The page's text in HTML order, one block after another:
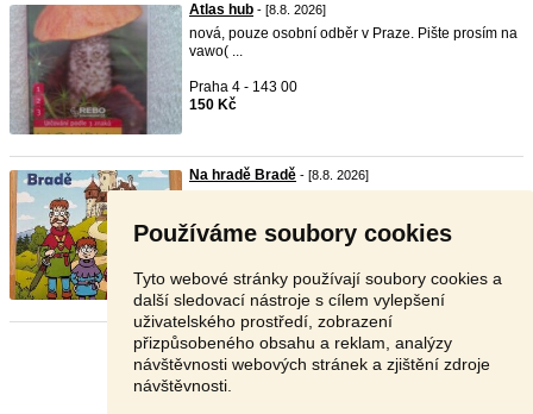
Používáme soubory cookies
Tyto webové stránky používají soubory cookies a
další sledovací nástroje s cílem vylepšení
uživatelského prostředí, zobrazení
přizpůsobeného obsahu a reklam, analýzy
návštěvnosti webových stránek a zjištění zdroje
návštěvnosti.
Atlas hub - [8.8. 2026]
nová, pouze osobní odběr v Praze. Pište prosím na
vawo( ...
Praha 4 - 143 00
150 Kč
Na hradě Bradě - [8.8. 2026]
120 Kč
Stránka: 1 2 3 Další